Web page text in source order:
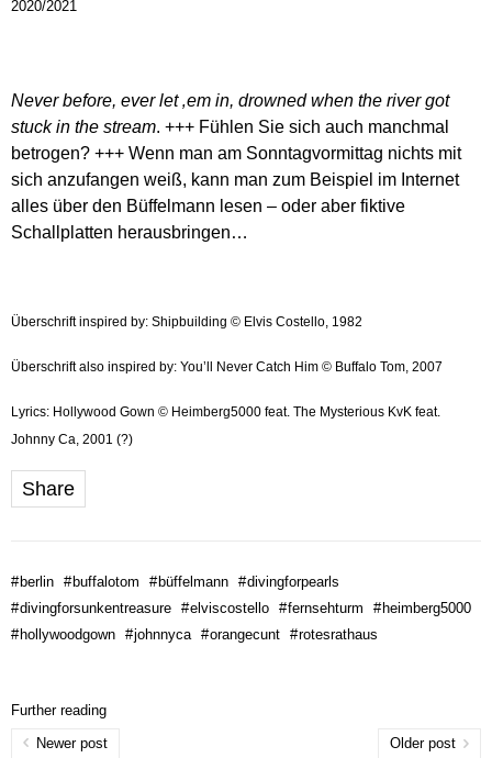
2020/2021
Never before, ever let ‚em in, drowned when the river got
stuck in the stream. +++ Fühlen Sie sich auch manchmal
betrogen? +++ Wenn man am Sonntagvormittag nichts mit
sich anzufangen weiß, kann man zum Beispiel im Internet
alles über den Büffelmann lesen – oder aber fiktive
Schallplatten herausbringen…
Überschrift inspired by: Shipbuilding © Elvis Costello, 1982
Überschrift also inspired by: You’ll Never Catch Him © Buffalo Tom, 2007
Lyrics: Hollywood Gown © Heimberg5000 feat. The Mysterious KvK feat.
Johnny Ca, 2001 (?)
Share
#berlin #buffalotom #büffelmann #divingforpearls
#divingforsunkentreasure #elviscostello #fernsehturm #heimberg5000
#hollywoodgown #johnnyca #orangecunt #rotesrathaus
Further reading
Older post
Newer post